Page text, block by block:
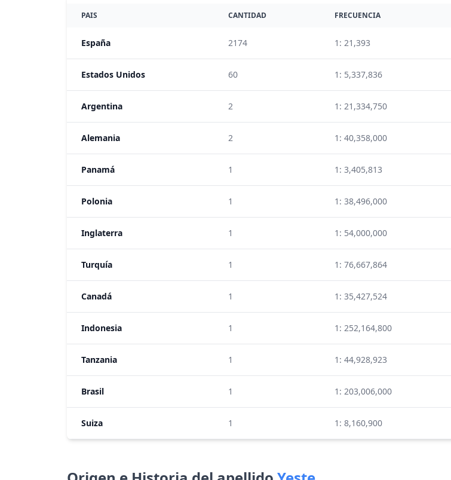
PAIS CANTIDAD FRECUENCIA
España 2174 1: 21,393
Estados Unidos 60 1: 5,337,836
Argentina 2 1: 21,334,750
Alemania 2 1: 40,358,000
Panamá 1 1: 3,405,813
Polonia 1 1: 38,496,000
Inglaterra 1 1: 54,000,000
Turquía 1 1: 76,667,864
Canadá 1 1: 35,427,524
Indonesia 1 1: 252,164,800
Tanzania 1 1: 44,928,923
Brasil 1 1: 203,006,000
Suiza 1 1: 8,160,900